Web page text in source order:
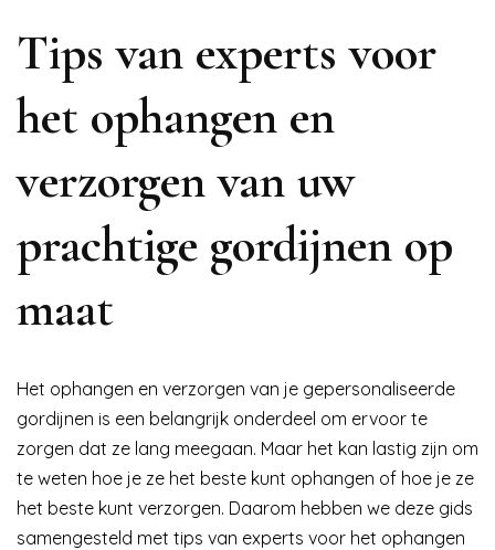
Tips van experts voor
het ophangen en
verzorgen van uw
prachtige gordijnen op
maat
Het ophangen en verzorgen van je gepersonaliseerde
gordijnen is een belangrijk onderdeel om ervoor te
zorgen dat ze lang meegaan. Maar het kan lastig zijn om
te weten hoe je ze het beste kunt ophangen of hoe je ze
het beste kunt verzorgen. Daarom hebben we deze gids
samengesteld met tips van experts voor het ophangen